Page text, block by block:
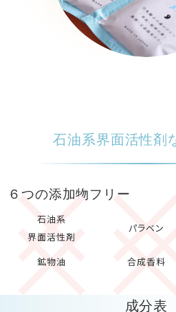
石油系界面活性剤
６つの添加物フリー
石油系
界面活性剤
パラベン
鉱物油 合成香料
成分表